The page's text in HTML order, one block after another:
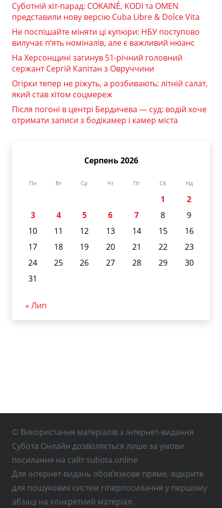
Суботній хіт-парад: COKAINÉ, KODI та OMEN
представили нову версію Cuba Libre & Dolce Vita
Не поспішайте міняти ці купюри: НБУ поступово
вилучає п’ять номіналів, але є важливий нюанс
На Херсонщині загинув 51-річний головний
сержант Сергій Капітан з Овруччини
Огірки тепер не ріжуть, а розбивають: літній салат,
який став хітом соцмереж
Після погоні в центрі Бердичева — суд: водій хоче
отримати записи з бодікамер і камер міста
Серпень 2026
Пн Вт Ср Чт Пт Сб Нд
1
2
3
4 5 6 7 8
9
10
11 12 13 14 15
16
17
18 19 20 21 22
23
24
25 26 27 28 29
30
31
« Лип
© Використання матеріалів з інтернет-видання
Субота Онлайн дозволяється лише за умови
посилання на сайт subota.online
Для інтернет-видань обов’язкове пряме, відкрите
для пошукових систем гіперпосилання у першому
абзаці на конкретний матеріал.